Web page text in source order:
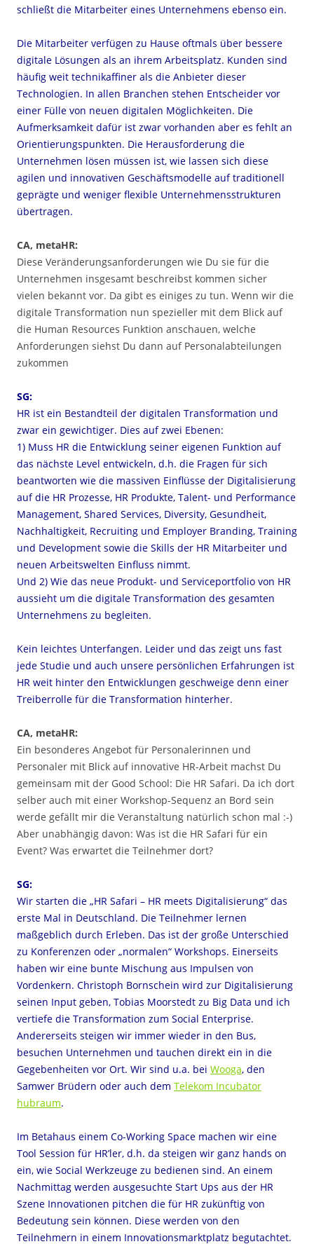
schließt die Mitarbeiter eines Unternehmens ebenso ein.
Die Mitarbeiter verfügen zu Hause oftmals über bessere
digitale Lösungen als an ihrem Arbeitsplatz. Kunden sind
häufig weit technikaffiner als die Anbieter dieser
Technologien. In allen Branchen stehen Entscheider vor
einer Fülle von neuen digitalen Möglichkeiten. Die
Aufmerksamkeit dafür ist zwar vorhanden aber es fehlt an
Orientierungspunkten. Die Herausforderung die
Unternehmen lösen müssen ist, wie lassen sich diese
agilen und innovativen Geschäftsmodelle auf traditionell
geprägte und weniger flexible Unternehmensstrukturen
übertragen.
CA, metaHR:
Diese Veränderungsanforderungen wie Du sie für die
Unternehmen insgesamt beschreibst kommen sicher
vielen bekannt vor. Da gibt es einiges zu tun. Wenn wir die
digitale Transformation nun spezieller mit dem Blick auf
die Human Resources Funktion anschauen, welche
Anforderungen siehst Du dann auf Personalabteilungen
zukommen
SG:
HR ist ein Bestandteil der digitalen Transformation und
zwar ein gewichtiger. Dies auf zwei Ebenen:
1) Muss HR die Entwicklung seiner eigenen Funktion auf
das nächste Level entwickeln, d.h. die Fragen für sich
beantworten wie die massiven Einflüsse der Digitalisierung
auf die HR Prozesse, HR Produkte, Talent- und Performance
Management, Shared Services, Diversity, Gesundheit,
Nachhaltigkeit, Recruiting und Employer Branding, Training
und Development sowie die Skills der HR Mitarbeiter und
neuen Arbeitswelten Einfluss nimmt.
Und 2) Wie das neue Produkt- und Serviceportfolio von HR
aussieht um die digitale Transformation des gesamten
Unternehmens zu begleiten.
Kein leichtes Unterfangen. Leider und das zeigt uns fast
jede Studie und auch unsere persönlichen Erfahrungen ist
HR weit hinter den Entwicklungen geschweige denn einer
Treiberrolle für die Transformation hinterher.
CA, metaHR:
Ein besonderes Angebot für Personalerinnen und
Personaler mit Blick auf innovative HR-Arbeit machst Du
gemeinsam mit der Good School: Die HR Safari. Da ich dort
selber auch mit einer Workshop-Sequenz an Bord sein
werde gefällt mir die Veranstaltung natürlich schon mal :-)
Aber unabhängig davon: Was ist die HR Safari für ein
Event? Was erwartet die Teilnehmer dort?
SG:
Wir starten die „HR Safari – HR meets Digitalisierung“ das
erste Mal in Deutschland. Die Teilnehmer lernen
maßgeblich durch Erleben. Das ist der große Unterschied
zu Konferenzen oder „normalen“ Workshops. Einerseits
haben wir eine bunte Mischung aus Impulsen von
Vordenkern. Christoph Bornschein wird zur Digitalisierung
seinen Input geben, Tobias Moorstedt zu Big Data und ich
vertiefe die Transformation zum Social Enterprise.
Andererseits steigen wir immer wieder in den Bus,
besuchen Unternehmen und tauchen direkt ein in die
Gegebenheiten vor Ort. Wir sind u.a. bei Wooga, den
Samwer Brüdern oder auch dem Telekom Incubator
hubraum.
Im Betahaus einem Co-Working Space machen wir eine
Tool Session für HR’ler, d.h. da steigen wir ganz hands on
ein, wie Social Werkzeuge zu bedienen sind. An einem
Nachmittag werden ausgesuchte Start Ups aus der HR
Szene Innovationen pitchen die für HR zukünftig von
Bedeutung sein können. Diese werden von den
Teilnehmern in einem Innovationsmarktplatz begutachtet.